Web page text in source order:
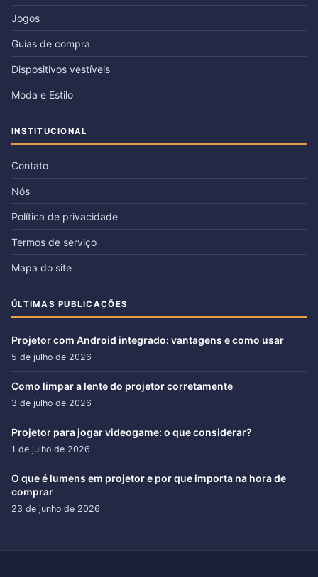
Jogos
Guías de compra
Dispositivos vestíveis
Moda e Estilo
INSTITUCIONAL
Contato
Nós
Política de privacidade
Termos de serviço
Mapa do site
ÚLTIMAS PUBLICAÇÕES
Projetor com Android integrado: vantagens e como usar
5 de julho de 2026
Como limpar a lente do projetor corretamente
3 de julho de 2026
Projetor para jogar videogame: o que considerar?
1 de julho de 2026
O que é lumens em projetor e por que importa na hora de
comprar
23 de junho de 2026